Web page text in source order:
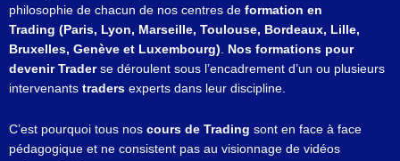
philosophie de chacun de nos centres de formation en
Trading (Paris, Lyon, Marseille, Toulouse, Bordeaux, Lille,
Bruxelles, Genève et Luxembourg). Nos formations pour
devenir Trader se déroulent sous l’encadrement d’un ou plusieurs
intervenants traders experts dans leur discipline.
C’est pourquoi tous nos cours de Trading sont en face à face
pédagogique et ne consistent pas au visionnage de vidéos